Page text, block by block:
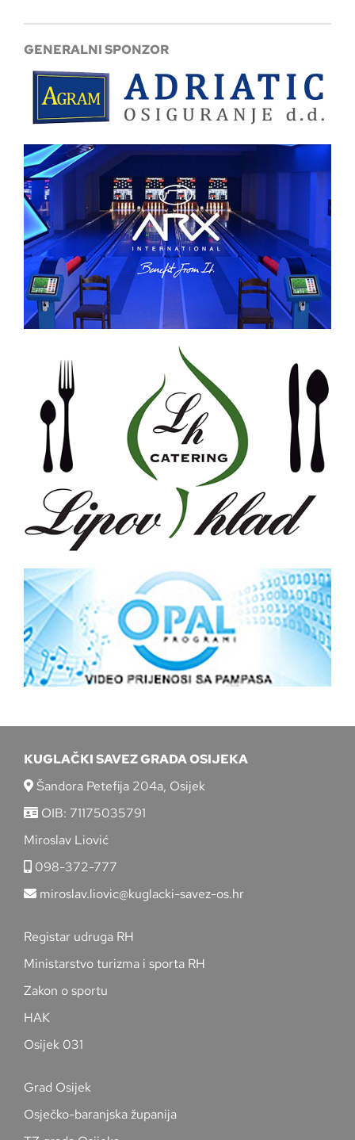
GENERALNI SPONZOR
KUGLAČKI SAVEZ GRADA OSIJEKA
Šandora Petefija 204a, Osijek
OIB: 71175035791
Miroslav Liović
098-372-777
miroslav.liovic@kuglacki-savez-os.hr
Registar udruga RH
Ministarstvo turizma i sporta RH
Zakon o sportu
HAK
Osijek 031
Grad Osijek
Osječko-baranjska županija